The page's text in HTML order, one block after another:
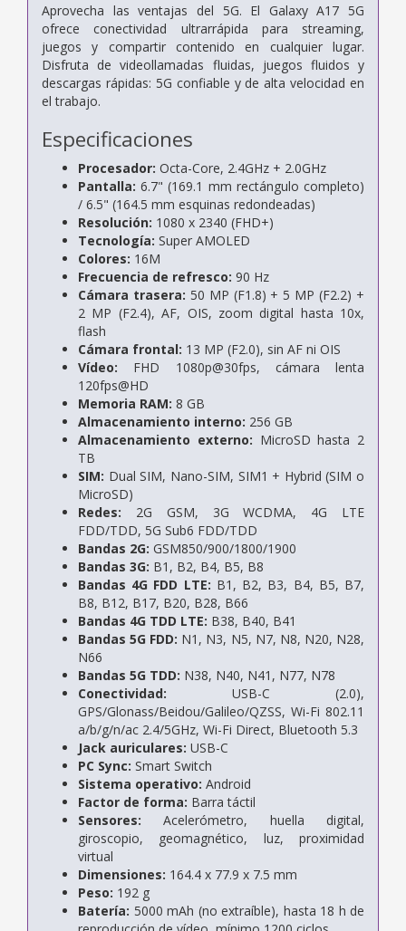
Aprovecha las ventajas del 5G. El Galaxy A17 5G
ofrece conectividad ultrarrápida para streaming,
juegos y compartir contenido en cualquier lugar.
Disfruta de videollamadas fluidas, juegos fluidos y
descargas rápidas: 5G confiable y de alta velocidad en
el trabajo.
Especificaciones
Procesador: Octa-Core, 2.4GHz + 2.0GHz
Pantalla: 6.7" (169.1 mm rectángulo completo)
/ 6.5" (164.5 mm esquinas redondeadas)
Resolución: 1080 x 2340 (FHD+)
Tecnología: Super AMOLED
Colores: 16M
Frecuencia de refresco: 90 Hz
Cámara trasera: 50 MP (F1.8) + 5 MP (F2.2) +
2 MP (F2.4), AF, OIS, zoom digital hasta 10x,
flash
Cámara frontal: 13 MP (F2.0), sin AF ni OIS
Vídeo: FHD 1080p@30fps, cámara lenta
120fps@HD
Memoria RAM: 8 GB
Almacenamiento interno: 256 GB
Almacenamiento externo: MicroSD hasta 2
TB
SIM: Dual SIM, Nano-SIM, SIM1 + Hybrid (SIM o
MicroSD)
Redes: 2G GSM, 3G WCDMA, 4G LTE
FDD/TDD, 5G Sub6 FDD/TDD
Bandas 2G: GSM850/900/1800/1900
Bandas 3G: B1, B2, B4, B5, B8
Bandas 4G FDD LTE: B1, B2, B3, B4, B5, B7,
B8, B12, B17, B20, B28, B66
Bandas 4G TDD LTE: B38, B40, B41
Bandas 5G FDD: N1, N3, N5, N7, N8, N20, N28,
N66
Bandas 5G TDD: N38, N40, N41, N77, N78
Conectividad: USB-C (2.0),
GPS/Glonass/Beidou/Galileo/QZSS, Wi-Fi 802.11
a/b/g/n/ac 2.4/5GHz, Wi-Fi Direct, Bluetooth 5.3
Jack auriculares: USB-C
PC Sync: Smart Switch
Sistema operativo: Android
Factor de forma: Barra táctil
Sensores: Acelerómetro, huella digital,
giroscopio, geomagnético, luz, proximidad
virtual
Dimensiones: 164.4 x 77.9 x 7.5 mm
Peso: 192 g
Batería: 5000 mAh (no extraíble), hasta 18 h de